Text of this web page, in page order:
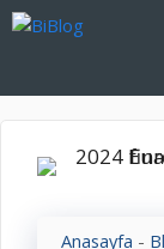
İçeriğe
Anasayfa -